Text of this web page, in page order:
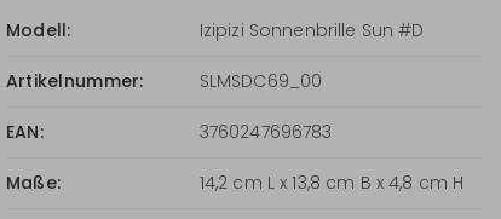
Modell: Izipizi Sonnenbrille Sun #D
Artikelnummer: SLMSDC69_00
EAN: 3760247696783
Maße: 14,2 cm L x 13,8 cm B x 4,8 cm H